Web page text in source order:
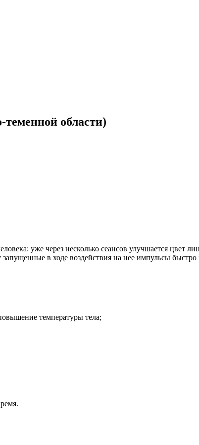
области)
уже через несколько сеансов улучшается цвет
запущенные в ходе воздействия на нее импульсы
температуры тела;